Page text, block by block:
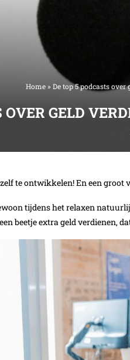
Home » De top 5 podcasts
OVER GELD
te ontwikkelen! En een groot
tijdens het relaxen
beetje extra geld verdienen,